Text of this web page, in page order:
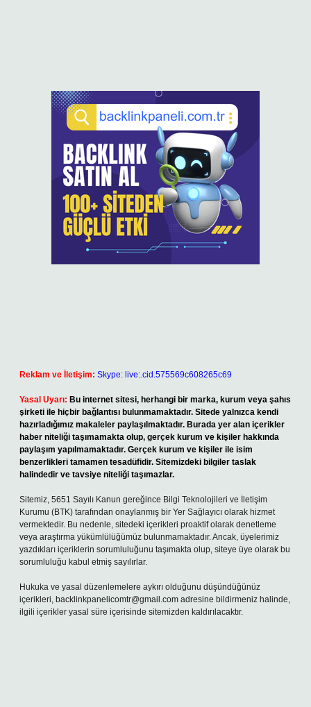
Reklam ve İletişim: Skype: live:.cid.575569c608265c69
Yasal Uyarı: Bu internet sitesi, herhangi bir marka, kurum veya şahıs
şirketi ile hiçbir bağlantısı bulunmamaktadır. Sitede yalnızca kendi
hazırladığımız makaleler paylaşılmaktadır. Burada yer alan içerikler
haber niteliği taşımamakta olup, gerçek kurum ve kişiler hakkında
paylaşım yapılmamaktadır. Gerçek kurum ve kişiler ile isim
benzerlikleri tamamen tesadüfidir. Sitemizdeki bilgiler taslak
halindedir ve tavsiye niteliği taşımazlar.
Sitemiz, 5651 Sayılı Kanun gereğince Bilgi Teknolojileri ve İletişim
Kurumu (BTK) tarafından onaylanmış bir Yer Sağlayıcı olarak hizmet
vermektedir. Bu nedenle, sitedeki içerikleri proaktif olarak denetleme
veya araştırma yükümlülüğümüz bulunmamaktadır. Ancak, üyelerimiz
yazdıkları içeriklerin sorumluluğunu taşımakta olup, siteye üye olarak bu
sorumluluğu kabul etmiş sayılırlar.
Hukuka ve yasal düzenlemelere aykırı olduğunu düşündüğünüz
içerikleri, backlinkpanelicomtr@gmail.com adresine bildirmeniz halinde,
ilgili içerikler yasal süre içerisinde sitemizden kaldırılacaktır.